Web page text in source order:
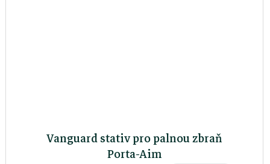
Vanguard stativ pro palnou zbraň
Porta-Aim